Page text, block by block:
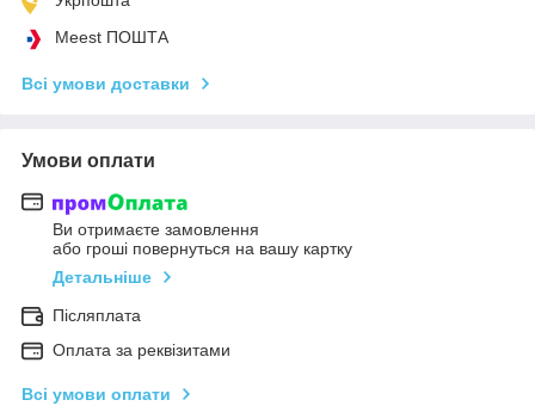
Meest ПОШТА
Всі умови доставки
Умови оплати
Ви отримаєте замовлення
або гроші повернуться на вашу картку
Детальніше
Післяплата
Оплата за реквізитами
Всі умови оплати